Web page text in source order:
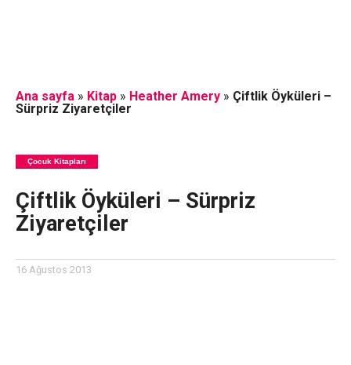
Ana sayfa» Kitap» Heather Amery» Çiftlik Öyküleri –
Sürpriz Ziyaretçiler
Çocuk Kitapları
Çiftlik Öyküleri – Sürpriz
Ziyaretçiler
16 Ağustos 2013